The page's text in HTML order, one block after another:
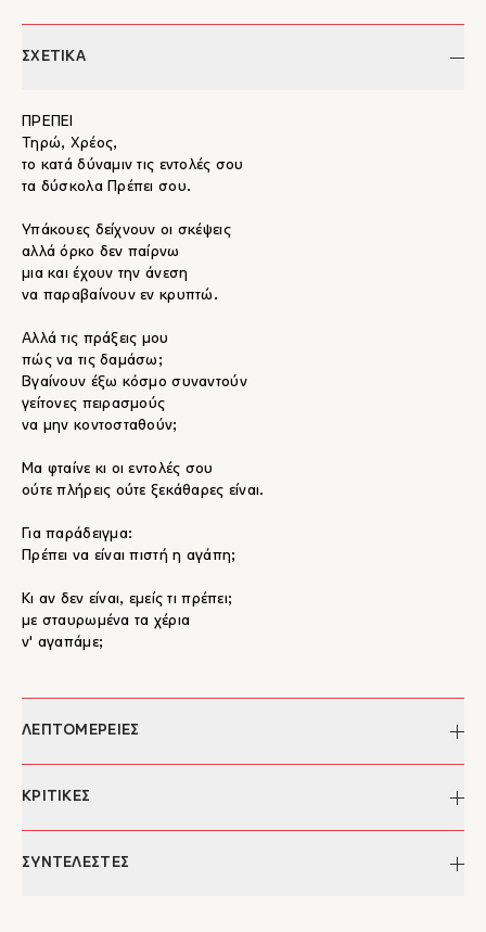
ΣΧΕΤΙΚΑ
ΠΡΕΠΕΙ
Τηρώ, Χρέος,
το κατά δύναμιν τις εντολές σου
τα δύσκολα Πρέπει σου.
Υπάκουες δείχνουν οι σκέψεις
αλλά όρκο δεν παίρνω
μια και έχουν την άνεση
να παραβαίνουν εν κρυπτώ.
Αλλά τις πράξεις μου
πώς να τις δαμάσω;
Βγαίνουν έξω κόσμο συναντούν
γείτονες πειρασμούς
να μην κοντοσταθούν;
Μα φταίνε κι οι εντολές σου
ούτε πλήρεις ούτε ξεκάθαρες είναι.
Για παράδειγμα:
Πρέπει να είναι πιστή η αγάπη;
Κι αν δεν είναι, εμείς τι πρέπει;
με σταυρωμένα τα χέρια
ν' αγαπάμε;
ΛΕΠΤΟΜΕΡΕΙΕΣ
Συγγραφέας:
Διαστάσεις:
ΚΡΙΤΙΚΕΣ
"...Τα ποιήματα, λοιπόν, είναι όλα αποστάγματα εμπειρίας
ΣΥΝΤΕΛΕΣΤΕΣ